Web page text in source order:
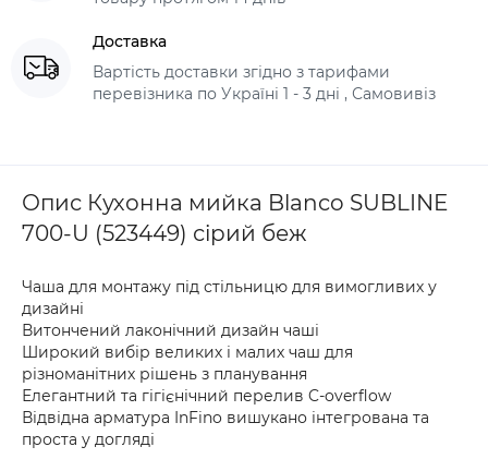
Доставка
Вартість доставки згідно з тарифами
перевізника по Україні 1 - 3 дні , Самовивіз
Опис Кухонна мийка Blanco SUBLINE
700-U (523449) сірий беж
Чаша для монтажу під стільницю для вимогливих у
дизайні
Витончений лаконічний дизайн чаші
Широкий вибір великих і малих чаш для
різноманітних рішень з планування
Елегантний та гігієнічний перелив C-overflow
Відвідна арматура InFino вишукано інтегрована та
проста у догляді